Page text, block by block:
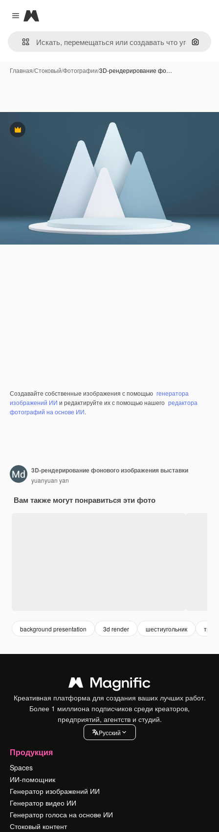
Close menu
Magnific
Поиск
Главная/Стоковый/Фотографии/3D-рендерирование фо…
Премиум
Создавайте собственные изображения с помощью генератора
изображений ИИ и редактируйте их с помощью нашего редактора
фотографий на основе ИИ.
3D-рендерирование фонового изображения выставки
yuanyuan yan
Вам также могут понравиться эти фото
background presentation 3d render шестиугольник
Креативная платформа для создания ваших лучших работ.
Более 1 миллиона подписчиков среди креаторов,
предприятий, агентств и студий.
Pусский
Продукция
Spaces
ИИ-помощник
Генератор изображений ИИ
Генератор видео ИИ
Генератор голоса на основе ИИ
Стоковый контент